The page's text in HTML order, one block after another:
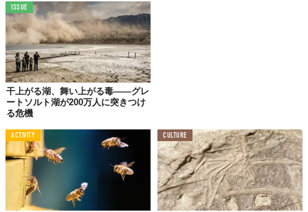
ISSUE
干上がる湖、舞い上がる毒——グレ
ートソルト湖が200万人に突きつけ
る危機
ACTIVITY CULTURE